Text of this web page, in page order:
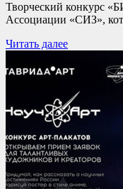
Творческий конкурс
Ассоциации «СИЗ»,
Читать далее